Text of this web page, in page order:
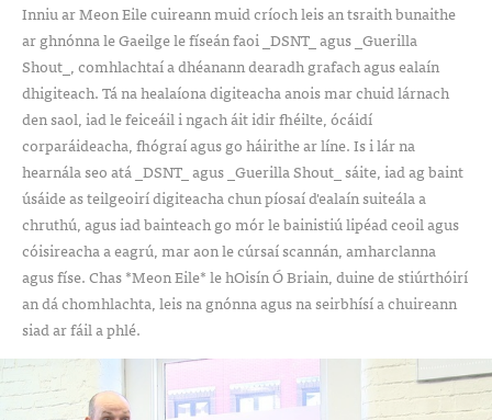
Inniu ar Meon Eile cuireann muid críoch leis an tsraith bunaithe
ar ghnónna le Gaeilge le físeán faoi _DSNT_ agus _Guerilla
Shout_, comhlachtaí a dhéanann dearadh grafach agus ealaín
dhigiteach. Tá na healaíona digiteacha anois mar chuid lárnach
den saol, iad le feiceáil i ngach áit idir fhéilte, ócáidí
corparáideacha, fhógraí agus go háirithe ar líne. Is i lár na
hearnála seo atá _DSNT_ agus _Guerilla Shout_ sáite, iad ag baint
úsáide as teilgeoirí digiteacha chun píosaí d'ealaín suiteála a
chruthú, agus iad bainteach go mór le bainistiú lipéad ceoil agus
cóisireacha a eagrú, mar aon le cúrsaí scannán, amharclanna
agus físe. Chas *Meon Eile* le hOisín Ó Briain, duine de stiúrthóirí
an dá chomhlachta, leis na gnónna agus na seirbhísí a chuireann
siad ar fáil a phlé.